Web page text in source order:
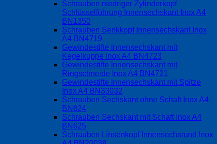
Schrauben niedriger Zylinderkopf
Schlüsselführung Innensechskant Inox A4
BN1350
Schrauben Senkkopf Innensechskant Inox
A4 BN4719
Gewindestifte Innensechskant mit
Kegelkuppe Inox A4 BN4723
Gewindestifte Innensechskant mit
Ringschneide Inox A4 BN4721
Gewindestifte Innensechskant mit Spitze
Inox A4 BN33032
Schrauben Sechskant ohne Schaft Inox A4
BN624
Schrauben Sechskant mit Schaft Inox A4
BN625
Schrauben Linsenkopf Innensechsrund Inox